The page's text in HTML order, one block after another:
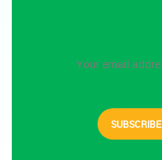
SUBSCRIBE